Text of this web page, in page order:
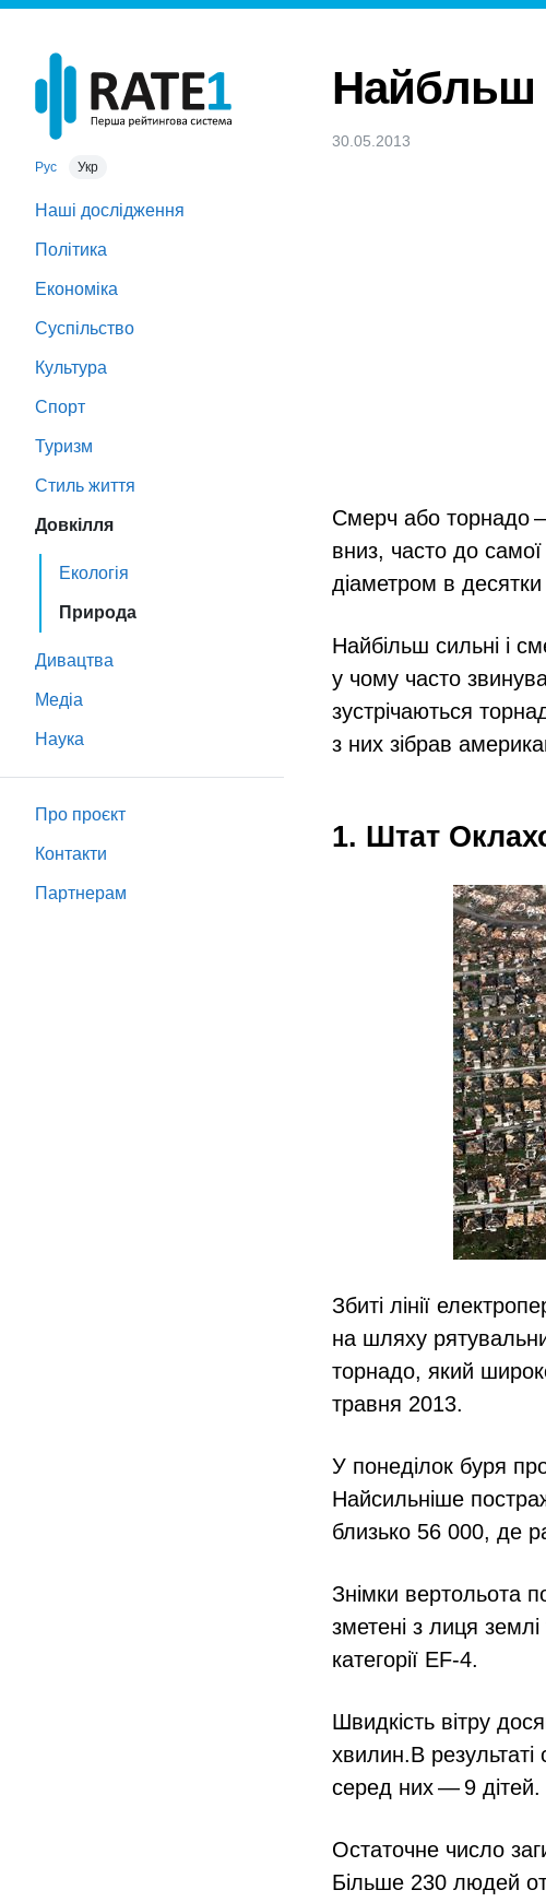
Рус Укр
Наші дослідження
Політика
Економіка
Суспільство
Культура
Спорт
Туризм
Стиль життя
Довкілля
Екологія
Природа
Дивацтва
Медіа
Наука
Про проєкт
Контакти
Партнeрам
Найбльш
30.05.2013
Смерч або торнадо
вниз, часто до
діаметром в десятки
Найбільш сильні і
у чому часто
зустрічаються
з них зібрав
1. Штат
Збиті лінії
на шляху
торнадо, який
травня 2013.
У понеділок буря
Найсильніше
близько 56 000, де
Знімки вертольота
зметені з лиця
категорії EF‑4.
Швидкість вітру
хвилин.В результаті
серед них — 9 дітей.
Остаточне число
Більше 230 людей